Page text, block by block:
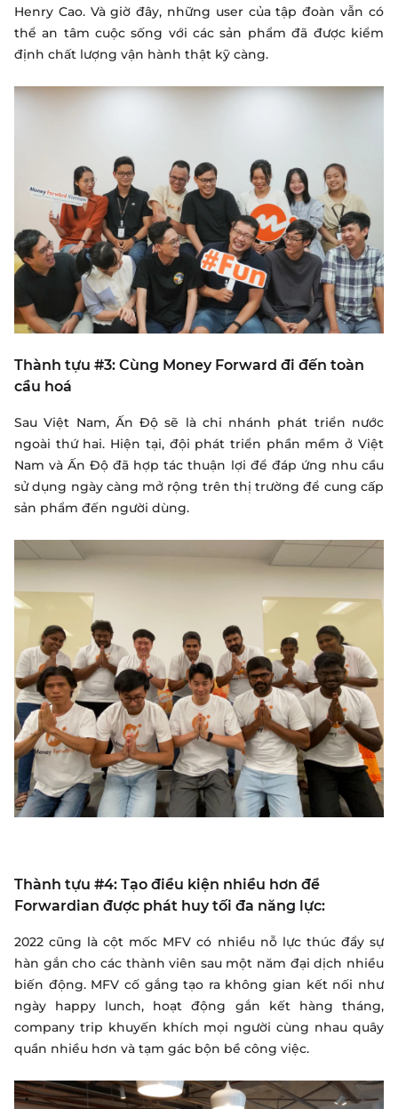
Henry Cao. Và giờ đây, những user của tập đoàn vẫn có
thể an tâm cuộc sống với các sản phẩm đã được kiểm
định chất lượng vận hành thật kỹ càng.
Thành tựu #3: Cùng Money Forward đi đến toàn
cầu hoá
Sau Việt Nam, Ấn Độ sẽ là chi nhánh phát triển nước
ngoài thứ hai. Hiện tại, đội phát triển phần mềm ở Việt
Nam và Ấn Độ đã hợp tác thuận lợi để đáp ứng nhu cầu
sử dụng ngày càng mở rộng trên thị trường để cung cấp
sản phẩm đến người dùng.
Thành tựu #4: Tạo điều kiện nhiều hơn để
Forwardian được phát huy tối đa năng lực:
2022 cũng là cột mốc MFV có nhiều nỗ lực thúc đẩy sự
hàn gắn cho các thành viên sau một năm đại dịch nhiều
biến động. MFV cố gắng tạo ra không gian kết nối như
ngày happy lunch, hoạt động gắn kết hàng tháng,
company trip khuyến khích mọi người cùng nhau quây
quần nhiều hơn và tạm gác bộn bề công việc.